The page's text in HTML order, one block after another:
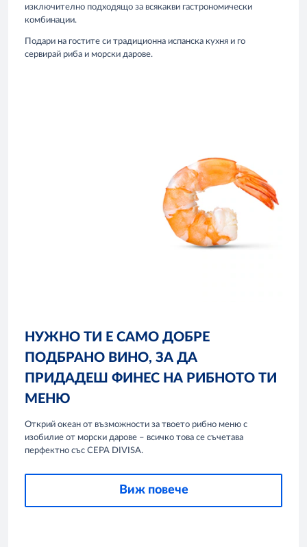
изключително подходящо за всякакви гастрономически
комбинации.
Подари на гостите си традиционна испанска кухня и го
сервирай риба и морски дарове.
НУЖНО ТИ Е САМО ДОБРЕ
ПОДБРАНО ВИНО, ЗА ДА
ПРИДАДЕШ ФИНЕС НА РИБНОТО ТИ
МЕНЮ
Открий океан от възможности за твоето рибно меню с
изобилие от морски дарове – всичко това се съчетава
перфектно със CEPA DIVISA.
Виж повече